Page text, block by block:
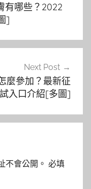
有哪些？2022
]
Next Post
麼參加？最新征
入口介紹[多圖]
不會公開。 必填